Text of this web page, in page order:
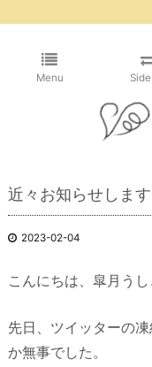
Menu
近々お知らせしま
2023-02-04
こんにちは、皐月うし
先日、ツイッターの
か無事でした。